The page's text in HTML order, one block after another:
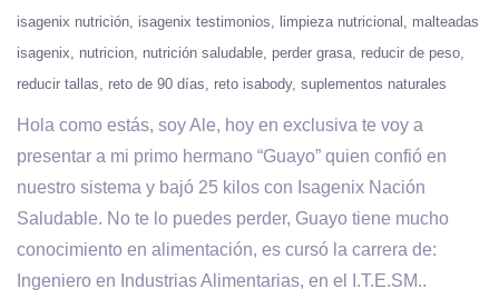
isagenix nutrición isagenix testimonios limpieza nutricional
malteadas
isagenix
nutricion nutrición saludable perder grasa reducir de peso
reducir tallas
reto de 90 días reto isabody suplementos naturales
Hola como estás, soy Ale, hoy en exclusiva te voy a
presentar a mi primo hermano “Guayo” quien confió en
nuestro sistema y bajó 25 kilos con Isagenix Nación
Saludable. No te lo puedes perder, Guayo tiene mucho
conocimiento en alimentación, es cursó la carrera de:
Ingeniero en Industrias Alimentarias, en el I.T.E.SM..